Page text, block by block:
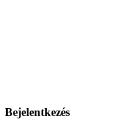
Bejelentkezés